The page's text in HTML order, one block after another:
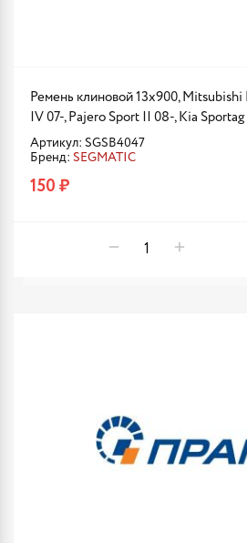
Ремень клиновой 13x900,
IV 07-, Pajero Sport II 08-, Kia
Артикул: SGSB4047
Бренд: SEGMATIC
150 ₽